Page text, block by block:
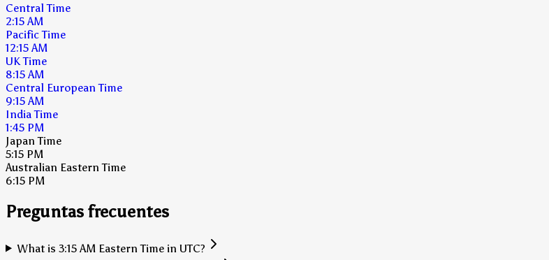
Central Time
2:15 AM
Pacific Time
12:15 AM
UK Time
8:15 AM
Central European Time
9:15 AM
India Time
1:45 PM
Japan Time
5:15 PM
Australian Eastern Time
6:15 PM
Preguntas frecuentes
What is 3:15 AM Eastern Time in UTC?